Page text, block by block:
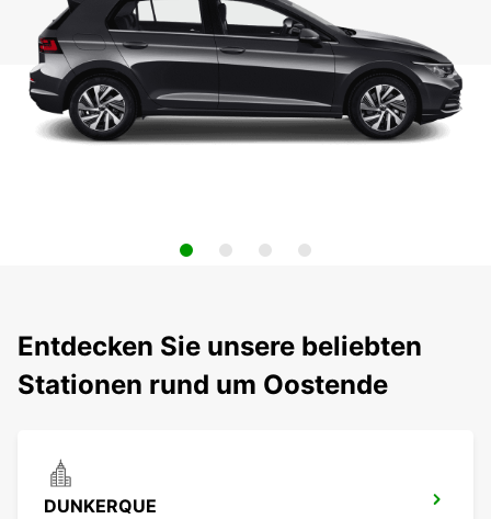
Entdecken Sie unsere beliebten
Stationen rund um Oostende
DUNKERQUE